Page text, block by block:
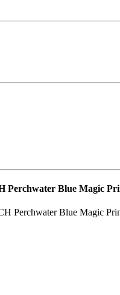
Perchwater Blue Magic